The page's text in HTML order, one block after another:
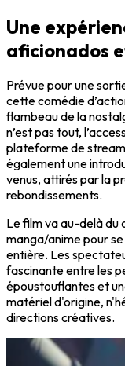
Une
aficionados
Prévue pour une
cette comédie
flambeau de la
n’est pas tout,
plateforme de
également une
venus, attirés par la
rebondissements.
Le film va au-delà
manga/anime pour
entière. Les
fascinante entre les
époustouflantes et
matériel d'origine,
directions créatives.